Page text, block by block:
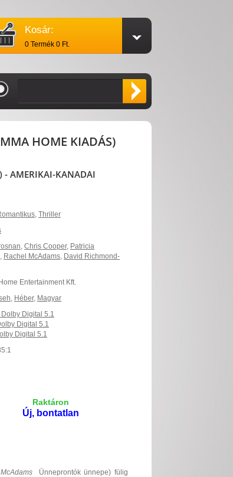
Kosár:
0 Termék 0 Ft.
HOME KIADÁS)
- AMERIKAI-KANADAI
, Thriller
, Chris Cooper, Patricia
, Rachel McAdams, David Richmond-
Entertainment Kft.
, Héber, Magyar
Dolby Digital 5.1
Digital 5.1
Digital 5.1
Raktáron
Új, bontatlan
 Ünneprontók ünnepe) fülig